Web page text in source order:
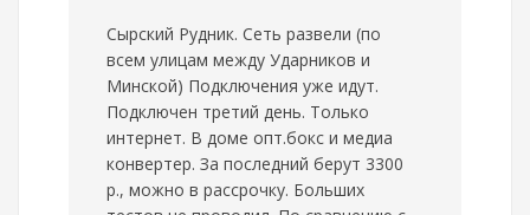
Сырский Рудник. Сеть развели (по
всем улицам между Ударников и
Минской) Подключения уже идут.
Подключен третий день. Только
интернет. В доме опт.бокс и медиа
конвертер. За последний берут 3300
р., можно в рассрочку. Больших